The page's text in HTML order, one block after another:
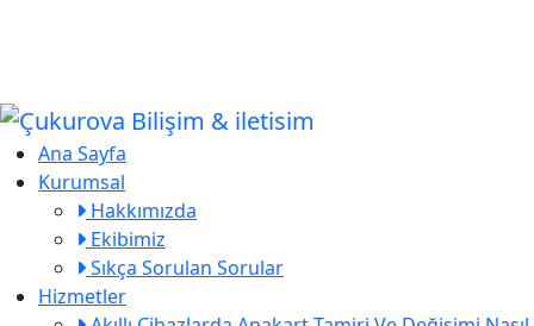
Ana Sayfa
Kurumsal
Hakkımızda
Ekibimiz
Sıkça Sorulan Sorular
Hizmetler